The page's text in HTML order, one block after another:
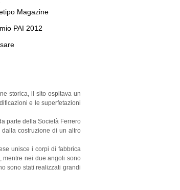
Magazine
PAI 2012
storica, il sito ospitava un
e le superfetazioni
parte della Società Ferrero
dalla costruzione di un altro
unisce i corpi di fabbrica
mentre nei due angoli sono
sono stati realizzati grandi